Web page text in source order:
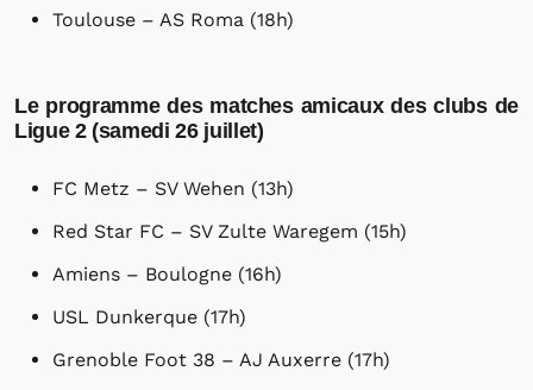
Toulouse – AS Roma (18h)
Le programme des matches amicaux des clubs de
Ligue 2 (samedi 26 juillet)
FC Metz – SV Wehen (13h)
Red Star FC – SV Zulte Waregem (15h)
Amiens – Boulogne (16h)
USL Dunkerque (17h)
Grenoble Foot 38 – AJ Auxerre (17h)